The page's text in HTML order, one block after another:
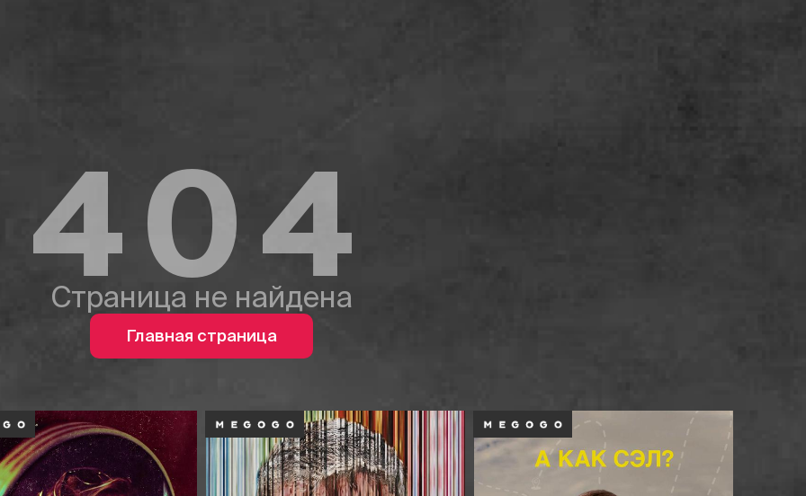
404
Страница не найдена
Главная страница